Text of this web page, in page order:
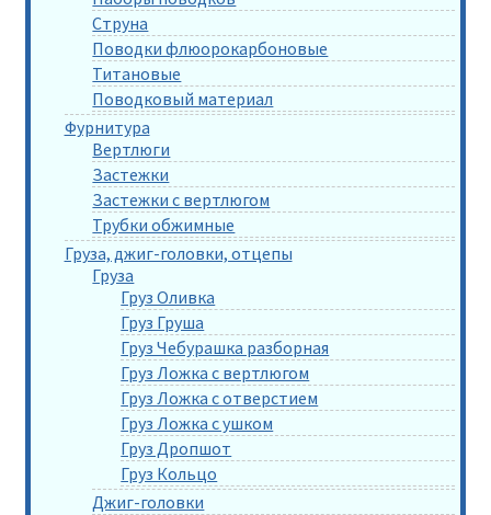
Струна
Поводки флюорокарбоновые
Титановые
Поводковый материал
Фурнитура
Вертлюги
Застежки
Застежки с вертлюгом
Трубки обжимные
Груза, джиг-головки, отцепы
Груза
Груз Оливка
Груз Груша
Груз Чебурашка разборная
Груз Ложка с вертлюгом
Груз Ложка с отверстием
Груз Ложка с ушком
Груз Дропшот
Груз Кольцо
Джиг-головки